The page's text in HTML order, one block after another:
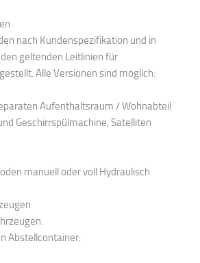
nach Kundenspezifikation und in
geltenden Leitlinien für
Alle Versionen sind möglich:
Aufenthaltsraum / Wohnabteil
Geschirrspülmachine, Satelliten
manuell oder voll Hydraulisch
Abstellcontainer: